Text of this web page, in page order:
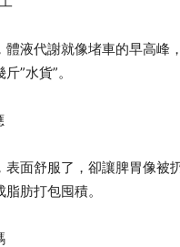
體液代謝就像堵車的早高峰
”水貨”。
表面舒服了，卻讓脾胃像被
肪打包囤積。